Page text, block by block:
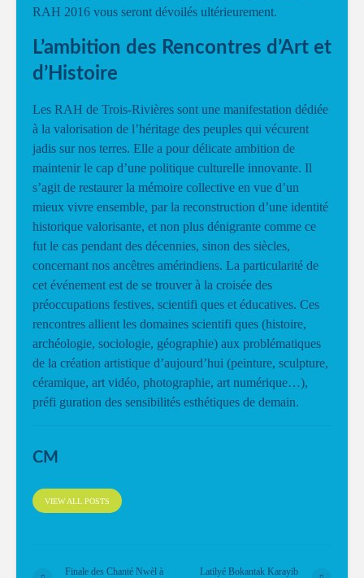
RAH 2016 vous seront dévoilés ultérieurement.
L’ambition des Rencontres d’Art et
d’Histoire
Les RAH de Trois-Rivières sont une manifestation dédiée
à la valorisation de l’héritage des peuples qui vécurent
jadis sur nos terres. Elle a pour délicate ambition de
maintenir le cap d’une politique culturelle innovante. Il
s’agit de restaurer la mémoire collective en vue d’un
mieux vivre ensemble, par la reconstruction d’une identité
historique valorisante, et non plus dénigrante comme ce
fut le cas pendant des décennies, sinon des siècles,
concernant nos ancêtres amérindiens. La particularité de
cet événement est de se trouver à la croisée des
préoccupations festives, scientifi ques et éducatives. Ces
rencontres allient les domaines scientifi ques (histoire,
archéologie, sociologie, géographie) aux problématiques
de la création artistique d’aujourd’hui (peinture, sculpture,
céramique, art vidéo, photographie, art numérique…),
préfi guration des sensibilités esthétiques de demain.
CM
VIEW ALL POSTS
Finale des Chanté Nwèl à
Latilyé Bokantak Karayib